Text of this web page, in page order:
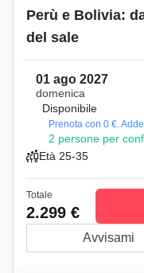
Perù e Bolivia:
del sale
01 ago 2027
domenica
Disponibile
Prenota con 0 €.
2 persone per
Età 25-35
Totale
2.299 €
Avvisami